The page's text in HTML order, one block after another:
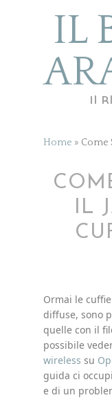
IL
Il
Home » Come
IL
Ormai le
diffuse, sono
quelle con il
possibile
wireless su
guida ci
e di un